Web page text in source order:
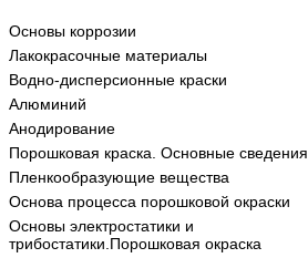
Основы коррозии
Лакокрасочные материалы
Водно-дисперсионные краски
Алюминий
Анодирование
Порошковая краска. Основные сведения
Пленкообразующие вещества
Основа процесса порошковой окраски
Основы электростатики и
трибостатики.Порошковая окраска